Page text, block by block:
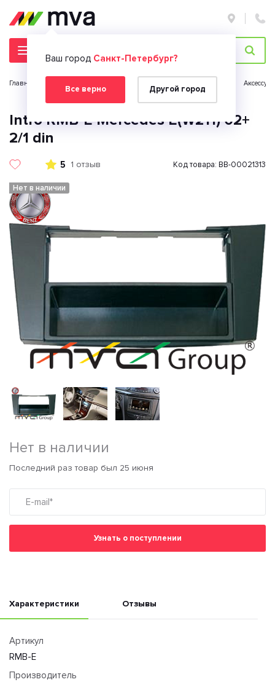
Ваш город Санкт-Петербург?
Все верно Другой город
Главная страница
Intro RMB-E Mercedes E(W211) 02+
2/1 din
5 1 отзыв Код товара: BB-00021313
Нет в наличии
Нет в наличии
Последний раз товар был 25 июня
Узнать о поступлении
Характеристики Отзывы
Артикул
RMB-E
Производитель